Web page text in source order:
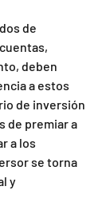
de
deben
a estos
de inversión
de premiar a
a los
se torna
y